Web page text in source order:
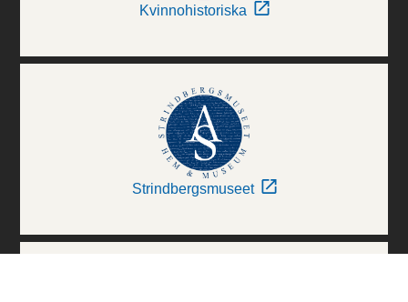
Kvinnohistoriska
Strindbergsmuseet